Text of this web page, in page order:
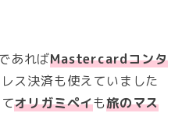
あればMastercardコンタ
ス決済も使えていました
オリガミペイも旅のマス